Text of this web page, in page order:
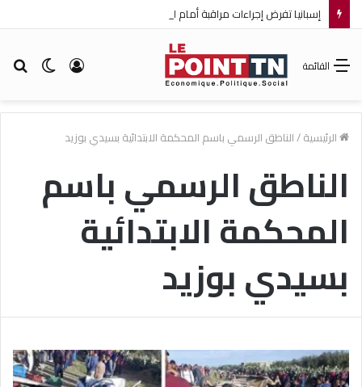
إسبانيا تفرض إجراءات مراقبة أمام الوافدين من إيطاليا!
الوضع تسجيل
القائمة
الرئيسية/الناطق الرسمي باسم المحكمة الابتدائية بسيدي بوزيد
الناطق الرسمي باسم
المحكمة الابتدائية
بسيدي بوزيد